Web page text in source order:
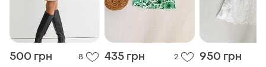
500 грн 8 435 грн 2 950 грн